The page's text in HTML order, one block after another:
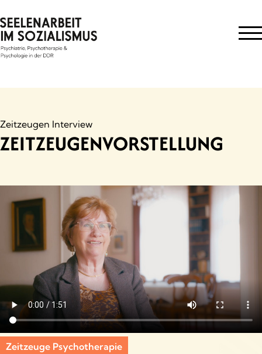
to
content
Zeitzeugen Interview
ZEITZEUGENVORSTELLUNG
Zeitzeuge Psychotherapie